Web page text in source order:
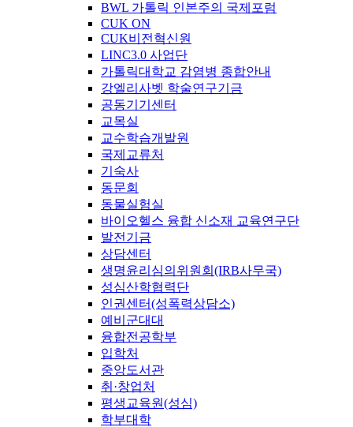
BWL 가톨릭 인본주의 국제포럼
CUK ON
CUK비전혁신원
LINC3.0 사업단
가톨릭대학교 감염병 종합안내
강엘리사벳 학술연구기금
공동기기센터
교목실
교수학습개발원
국제교류처
기숙사
동문회
동물실험실
바이오헬스 융합 신소재 교육연구단
발전기금
상담센터
생명윤리심의위원회(IRB사무국)
성심산학협력단
인권센터(성폭력상담소)
예비군대대
융합전공학부
입학처
중앙도서관
취·창업처
평생교육원(성심)
학부대학